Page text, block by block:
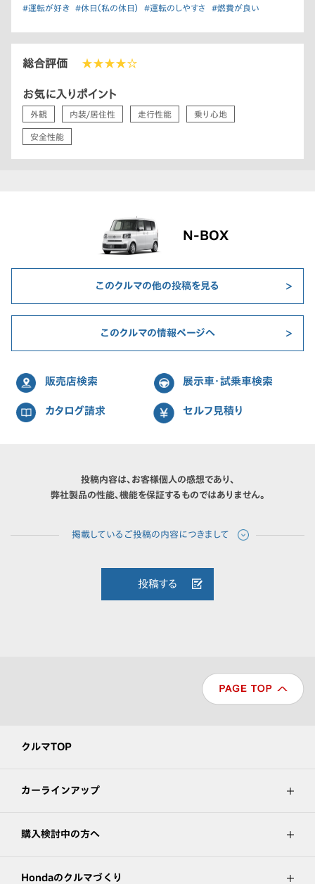
#運転が好き #休日（私の休日） #運転のしやすさ #燃費が良い
総合評価 ★★★★☆
お気に入りポイント
外観 内装/居住性 走行性能 乗り心地
安全性能
N-BOX
このクルマの他の投稿を見る
このクルマの情報ページへ
販売店検索 展示車・試乗車検索
カタログ請求 セルフ見積り
投稿内容は、お客様個人の感想であり、
弊社製品の性能、機能を保証するものではありません。
投稿する
クルマTOP
カーラインアップ
購入検討中の方へ
Hondaのクルマづくり